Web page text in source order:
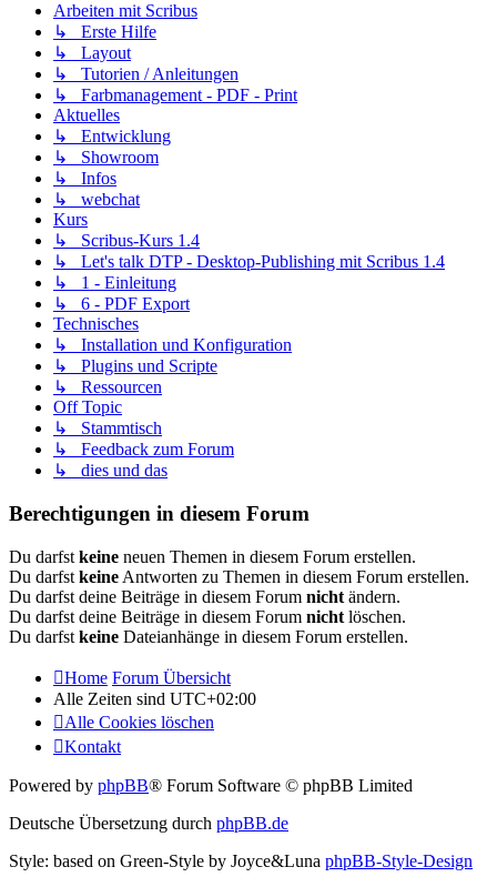
Arbeiten mit Scribus
↳ Erste Hilfe
↳ Layout
↳ Tutorien / Anleitungen
↳ Farbmanagement - PDF - Print
Aktuelles
↳ Entwicklung
↳ Showroom
↳ Infos
↳ webchat
Kurs
↳ Scribus-Kurs 1.4
↳ Let's talk DTP - Desktop-Publishing mit Scribus 1.4
↳ 1 - Einleitung
↳ 6 - PDF Export
Technisches
↳ Installation und Konfiguration
↳ Plugins und Scripte
↳ Ressourcen
Off Topic
↳ Stammtisch
↳ Feedback zum Forum
↳ dies und das
Berechtigungen in diesem Forum
Du darfst keine neuen Themen in diesem Forum erstellen.
Du darfst keine Antworten zu Themen in diesem Forum erstellen.
Du darfst deine Beiträge in diesem Forum nicht ändern.
Du darfst deine Beiträge in diesem Forum nicht löschen.
Du darfst keine Dateianhänge in diesem Forum erstellen.
Home Forum Übersicht
Alle Zeiten sind UTC+02:00
Alle Cookies löschen
Kontakt
Powered by phpBB® Forum Software © phpBB Limited
Deutsche Übersetzung durch phpBB.de
Style: based on Green-Style by Joyce&Luna phpBB-Style-Design